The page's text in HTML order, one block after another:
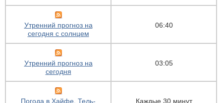
Утренний прогноз на
сегодня с солнцем
06:40
Утренний прогноз на
сегодня
03:05
Погода в Хайфе, Тель-
Каждые 30 минут